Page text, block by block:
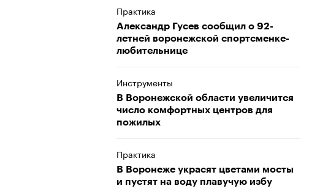
Практика
Александр Гусев сообщил о 92-
летней воронежской спортсменке-
любительнице
Инструменты
В Воронежской области увеличится
число комфортных центров для
пожилых
Практика
В Воронеже украсят цветами мосты
и пустят на воду плавучую избу